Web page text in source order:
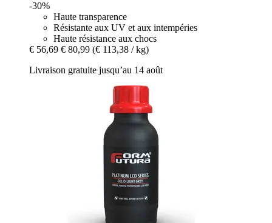
-30%
Haute transparence
Résistante aux UV et aux intempéries
Haute résistance aux chocs
€ 56,69 € 80,99 (€ 113,38 / kg)
Livraison gratuite jusqu’au 14 août